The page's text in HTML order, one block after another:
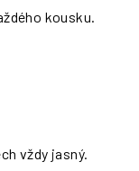
kousku.
vždy jasný.